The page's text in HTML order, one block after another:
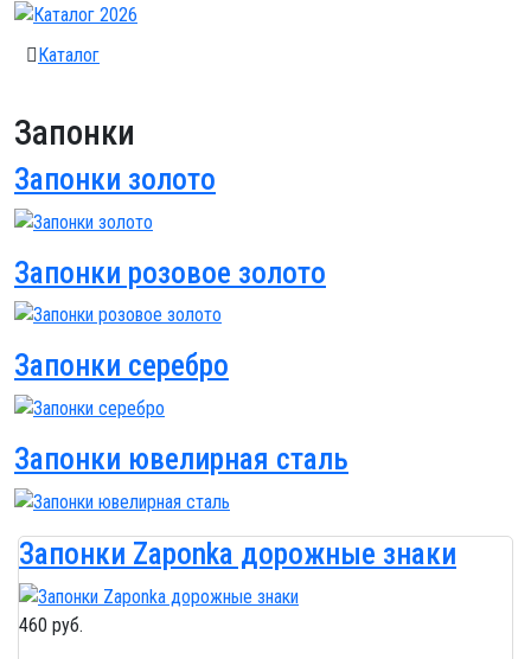
Каталог
Запонки
Запонки золото
Запонки розовое золото
Запонки серебро
Запонки ювелирная сталь
Запонки Zaponka дорожные знаки
460 руб.